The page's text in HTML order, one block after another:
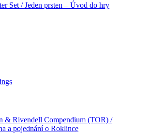
Set / Jeden prsten – Úvod do hry
& Rivendell Compendium (TOR) /
a pojednání o Roklince